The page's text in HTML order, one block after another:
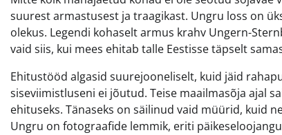
suurest armastusest ja traagikast. Ungru loss on
olekus. Legendi kohaselt armus krahv Ungern-
vaid siis, kui mees ehitab talle Eestisse täpselt
Ehitustööd algasid suurejooneliselt, kuid jäid
siseviimistluseni ei jõutud. Teise maailmasõja ajal
ehituseks. Tänaseks on säilinud vaid müürid, kuid
Ungru on fotograafide lemmik, eriti